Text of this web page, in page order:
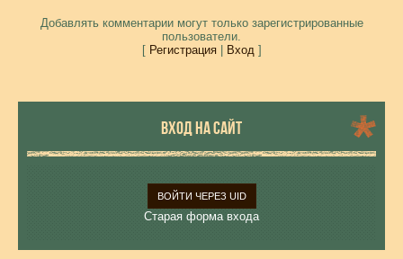
Добавлять комментарии могут только зарегистрированные
пользователи.
[ Регистрация| Вход]
ВХОД НА САЙТ
ВОЙТИ ЧЕРЕЗ UID
Старая форма входа